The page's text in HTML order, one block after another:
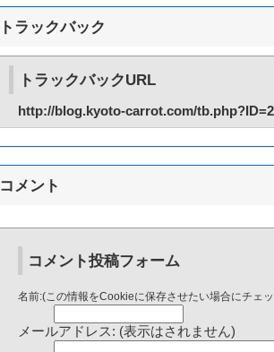
トラックバック
トラックバックURL
http://blog.kyoto-carrot.com/
コメント
コメント投稿フォーム
名前:(この情報をCookieに保存させたい場合にチェ
メールアドレス: (表示はされません)